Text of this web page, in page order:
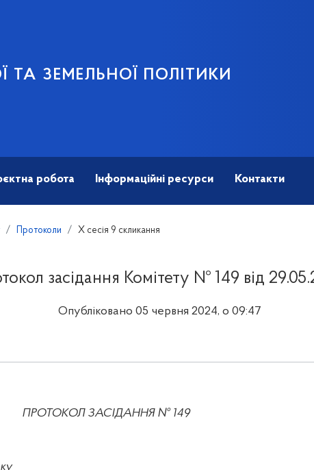
ТА ЗЕМЕЛЬНОЇ ПОЛІТИКИ
робота Інформаційні ресурси Контакти
Протоколи X сесія 9 скликання
засідання Комітету № 149 від
Опубліковано 05 червня 2024, о 09:47
ПРОТОКОЛ ЗАСІДАННЯ № 149